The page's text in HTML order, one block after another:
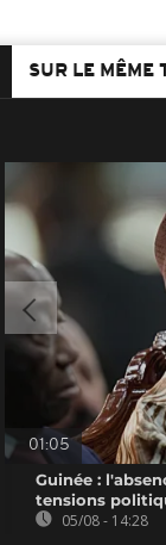
SUR LE MÊME
01:05
Guinée :
tensions
05/08 - 14:28